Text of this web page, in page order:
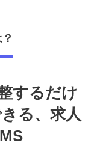
できます。
するだけ
る、求人